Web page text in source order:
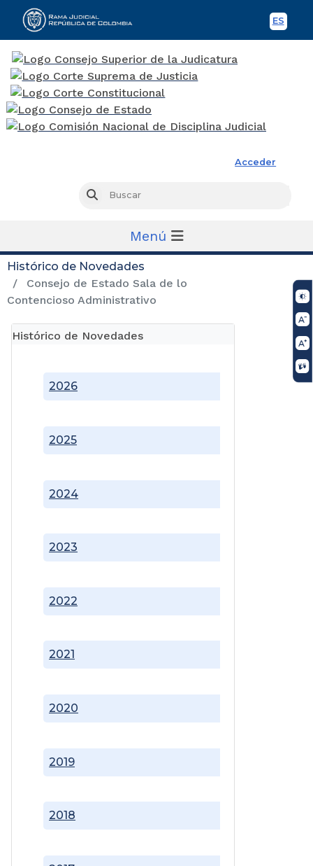
ES
Acceder
Buscar
Menú
Histórico de Novedades
Consejo de Estado Sala de lo
Contencioso Administrativo
Histórico de Novedades
2018
2019
2020
2021
2022
2023
2024
2025
2026